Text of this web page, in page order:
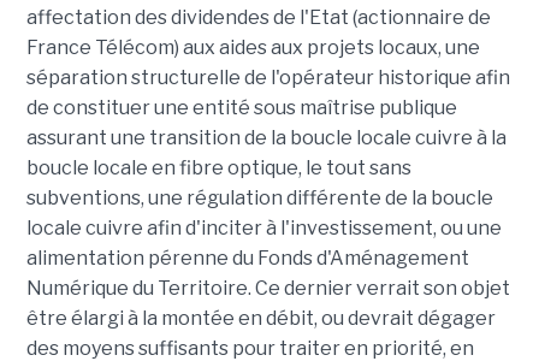
affectation des dividendes de l'Etat (actionnaire de
France Télécom) aux aides aux projets locaux, une
séparation structurelle de l'opérateur historique afin
de constituer une entité sous maîtrise publique
assurant une transition de la boucle locale cuivre à la
boucle locale en fibre optique, le tout sans
subventions, une régulation différente de la boucle
locale cuivre afin d'inciter à l'investissement, ou une
alimentation pérenne du Fonds d'Aménagement
Numérique du Territoire. Ce dernier verrait son objet
être élargi à la montée en débit, ou devrait dégager
des moyens suffisants pour traiter en priorité, en